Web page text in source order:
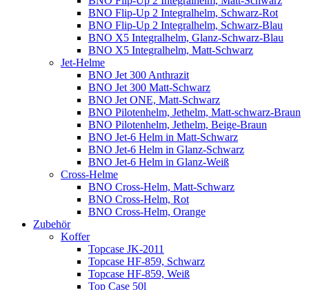
BNO Flip-Up 2 Integralhelm, Schwarz-Rot
BNO Flip-Up 2 Integralhelm, Schwarz-Blau
BNO X5 Integralhelm, Glanz-Schwarz-Blau
BNO X5 Integralhelm, Matt-Schwarz
Jet-Helme
BNO Jet 300 Anthrazit
BNO Jet 300 Matt-Schwarz
BNO Jet ONE, Matt-Schwarz
BNO Pilotenhelm, Jethelm, Matt-schwarz-Braun
BNO Pilotenhelm, Jethelm, Beige-Braun
BNO Jet-6 Helm in Matt-Schwarz
BNO Jet-6 Helm in Glanz-Schwarz
BNO Jet-6 Helm in Glanz-Weiß
Cross-Helme
BNO Cross-Helm, Matt-Schwarz
BNO Cross-Helm, Rot
BNO Cross-Helm, Orange
Zubehör
Koffer
Topcase JK-2011
Topcase HF-859, Schwarz
Topcase HF-859, Weiß
Top Case 50l